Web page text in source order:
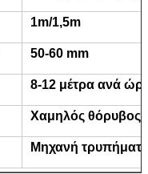
1m/1,5m
50-60 mm
8-12 μέτρα ανά
Χαμηλός θόρυβος
Μηχανή